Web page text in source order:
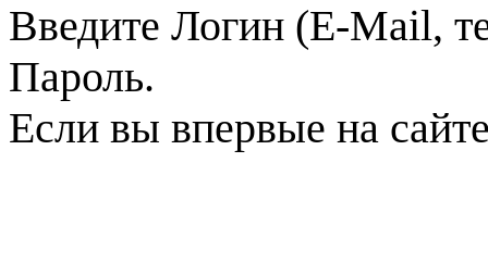
Введите Логин (E-Mail,
Пароль.
Если вы впервые на